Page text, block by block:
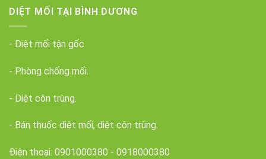
DIỆT MỐI TẠI BÌNH DƯƠNG
- Diệt mối tận gốc
- Phòng chống mối.
- Diệt côn trùng.
- Bán thuốc diệt mối, diệt côn trùng.
Điện thoại: 0901000380 - 0918000380